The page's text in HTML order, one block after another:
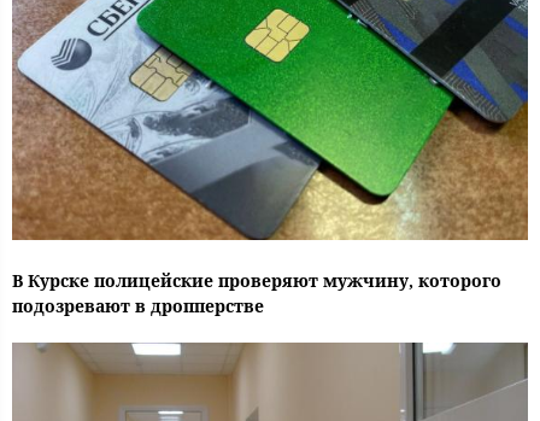
В Курске полицейские проверяют мужчину, которого
подозревают в дропперстве